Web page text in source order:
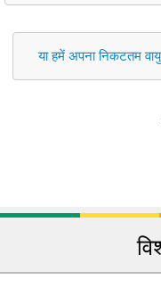
या हमें अपना निकटतम